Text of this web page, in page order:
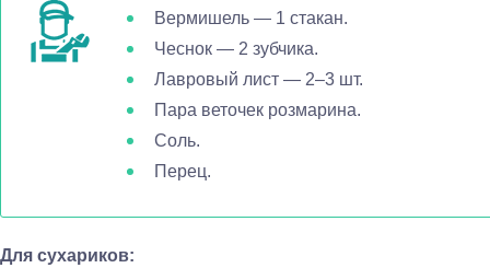
Вермишель — 1 стакан.
Чеснок — 2 зубчика.
Лавровый лист — 2–3 шт.
Пара веточек розмарина.
Соль.
Перец.
Для сухариков: